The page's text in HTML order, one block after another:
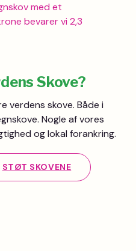
med et
bevarer vi 2,3
Skove?
verdens skove. Både i
Nogle af vores
og lokal forankring.
STØT SKOVENE